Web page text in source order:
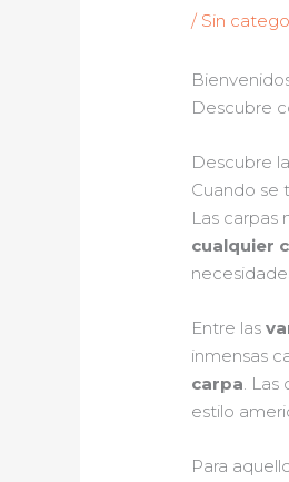
/ Sin
Descubre
Descubre
Cuando se
Las carpas
cualquier
Entre las
inmensas
carpa. Las
estilo
Para